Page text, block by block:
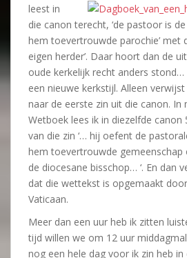
leest in
die canon terecht, ‘de pastoor is
hem toevertrouwde parochie’ met
eigen herder’. Daar hoort dan de
oude kerkelijk recht anders
een nieuwe kerkstijl. Alleen
naar de eerste zin uit die canon. In
Wetboek lees ik in diezelfde canon
van die zin ‘… hij oefent de
hem toevertrouwde gemeenschap
de diocesane bisschop… ‘. En dan
dat die wettekst is opgemaakt
Vaticaan.
Meer dan een uur heb ik zitten
tijd willen we om 12 uur
nog een hele dag voor ik zin heb in